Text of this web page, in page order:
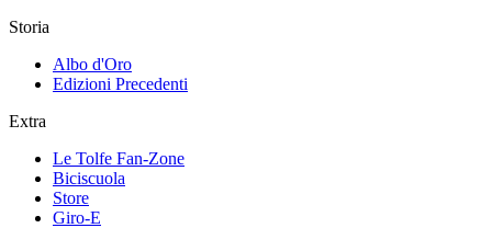
Storia
Albo d'Oro
Edizioni Precedenti
Extra
Le Tolfe Fan-Zone
Biciscuola
Store
Giro-E